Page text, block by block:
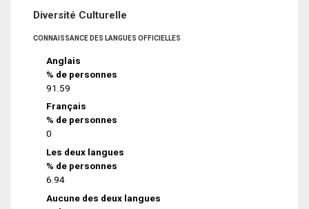
Diversité Culturelle
CONNAISSANCE DES LANGUES OFFICIELLES
Anglais
% de personnes
91.59
Français
% de personnes
0
Les deux langues
% de personnes
6.94
Aucune des deux langues